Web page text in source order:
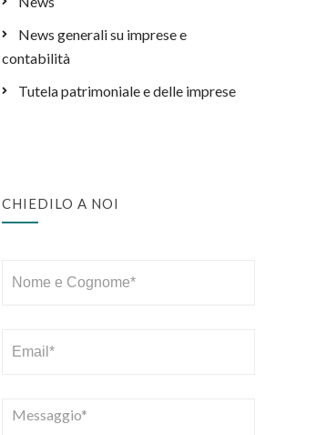
News generali su imprese e
contabilità
Tutela patrimoniale e delle imprese
CHIEDILO A NOI